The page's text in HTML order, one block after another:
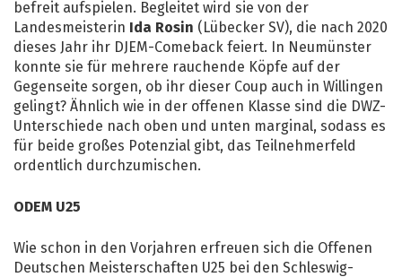
befreit aufspielen. Begleitet wird sie von der
Landesmeisterin
Ida Rosin (Lübecker SV), die nach 2020
dieses Jahr ihr DJEM-Comeback feiert. In Neumünster
konnte sie für mehrere rauchende Köpfe auf der
Gegenseite sorgen, ob ihr dieser Coup auch in Willingen
gelingt? Ähnlich wie in der offenen Klasse sind die DWZ-
Unterschiede nach oben und unten marginal, sodass es
für beide großes Potenzial gibt, das Teilnehmerfeld
ordentlich durchzumischen.
ODEM U25
Wie schon in den Vorjahren erfreuen sich die Offenen
Deutschen Meisterschaften U25 bei den Schleswig-